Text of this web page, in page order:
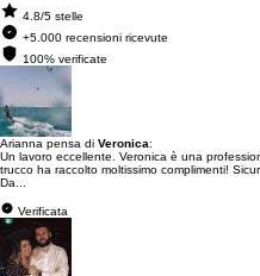
4.8/5 stelle
+5.000 recensioni ricevute
100% verificate
Arianna pensa di Veronica:
Un lavoro eccellente. Veronica è una
trucco ha raccolto moltissimo complimenti!
Da...
Verificata